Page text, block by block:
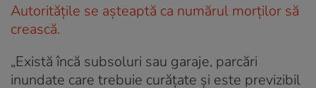
Autorităţile se aşteaptă ca numărul morţilor să
crească.
„Există încă subsoluri sau garaje, parcări
inundate care trebuie curăţate şi este previzibil